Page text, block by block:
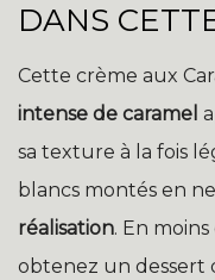
DANS
Cette crème aux
intense de caramel
sa texture à la fois
blancs montés en
réalisation. En
obtenez un dessert